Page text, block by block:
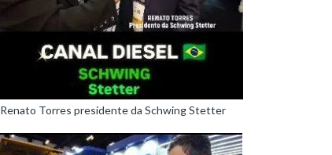
Renato Torres presidente da Schwing Stetter